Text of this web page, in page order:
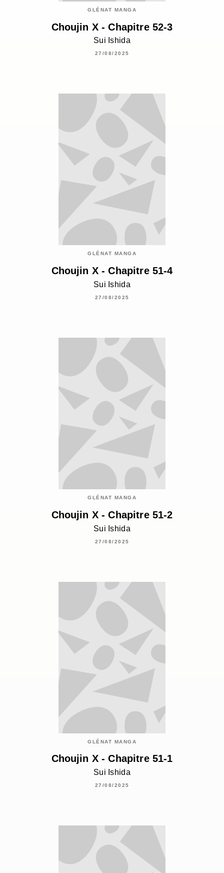
GLÉNAT MANGA
Choujin X - Chapitre 52-3
Sui Ishida
27/08/2025
GLÉNAT MANGA
Choujin X - Chapitre 51-4
Sui Ishida
27/08/2025
GLÉNAT MANGA
Choujin X - Chapitre 51-2
Sui Ishida
27/08/2025
GLÉNAT MANGA
Choujin X - Chapitre 51-1
Sui Ishida
27/08/2025